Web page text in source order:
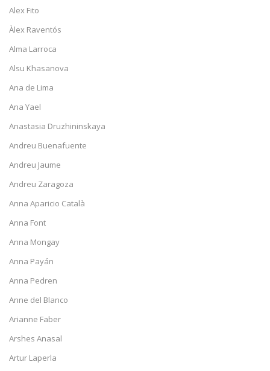
Alex Fito
Àlex Raventós
Alma Larroca
Alsu Khasanova
Ana de Lima
Ana Yael
Anastasia Druzhininskaya
Andreu Buenafuente
Andreu Jaume
Andreu Zaragoza
Anna Aparicio Català
Anna Font
Anna Mongay
Anna Payán
Anna Pedren
Anne del Blanco
Arianne Faber
Arshes Anasal
Artur Laperla